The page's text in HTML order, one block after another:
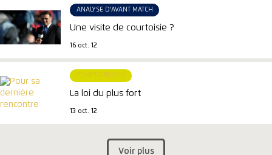
Voir plus
ANALYSE D'AVANT MATCH
Une visite de courtoisie ?
16 oct. 12
COMPTE-RENDU
La loi du plus fort
13 oct. 12